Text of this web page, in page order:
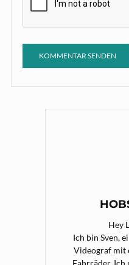
Hey
Ich bin Sven,
Videograf mit
Fahrräder. Ich